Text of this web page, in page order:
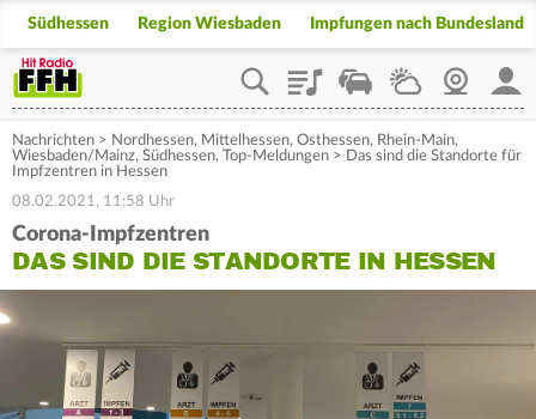
Südhessen Region Wiesbaden Impfungen nach Bundesland
PlaylistStaupilotWetterWebcam
Nachrichten > Nordhessen, Mittelhessen, Osthessen, Rhein-Main,
Wiesbaden/Mainz, Südhessen, Top-Meldungen > Das sind die Standorte für
Impfzentren in Hessen
08.02.2021, 11:58 Uhr
Corona-Impfzentren
DAS SIND DIE STANDORTE IN HESSEN